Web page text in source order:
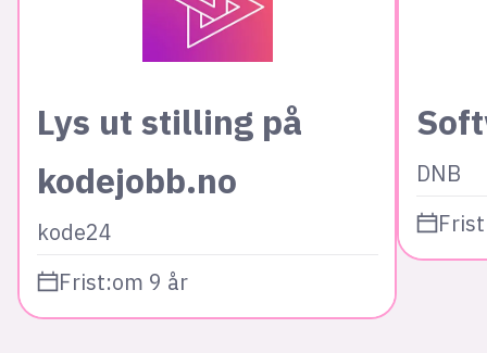
Lys ut stilling på
kodejobb.no
kode24
Frist:om 9 år
DNB